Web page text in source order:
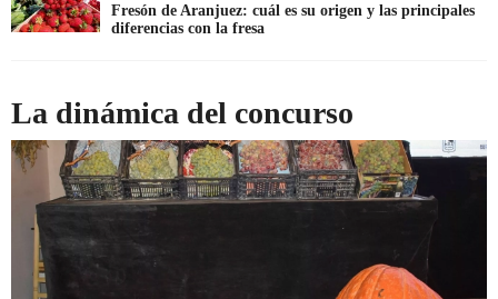
Fresón de Aranjuez: cuál es su origen y las principales
diferencias con la fresa
La dinámica del concurso